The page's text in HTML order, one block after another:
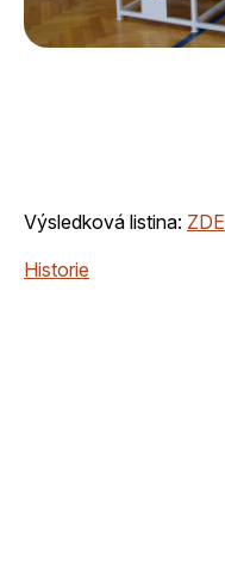
Výsledková listina: ZDE
Historie